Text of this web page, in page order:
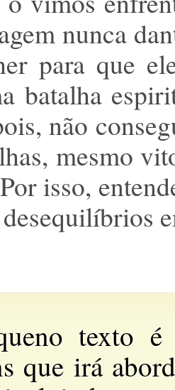
nunca
para que
batalha
não
mesmo
isso,
texto
que irá